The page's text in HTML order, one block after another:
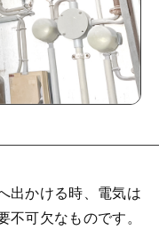
出かける時、電気は
不可欠なものです。